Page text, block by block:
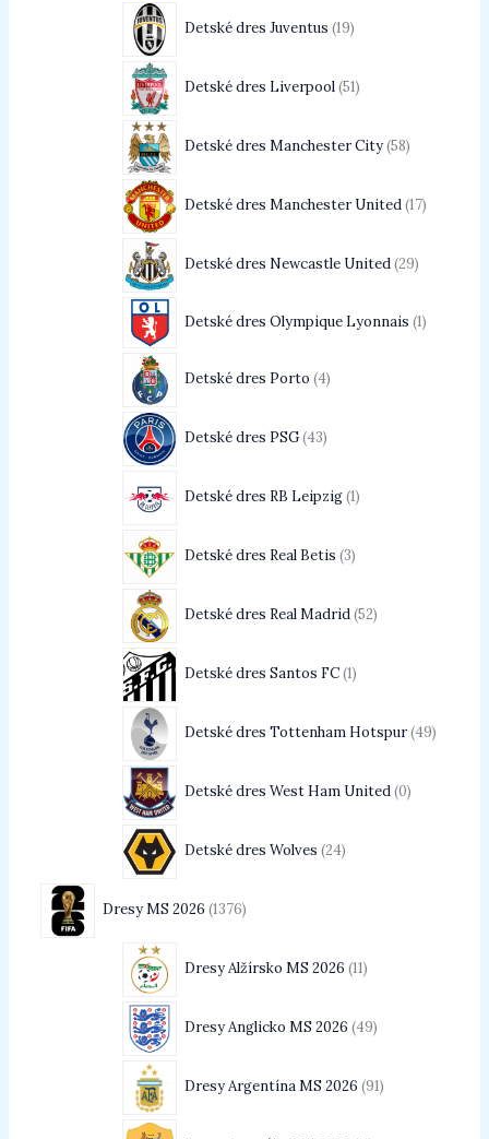
Detské dres Juventus 19
Detské dres Liverpool 51
Detské dres Manchester City 58
Detské dres Manchester United 17
Detské dres Newcastle United 29
Detské dres Olympique Lyonnais 1
Detské dres Porto 4
Detské dres PSG 43
Detské dres RB Leipzig 1
Detské dres Real Betis 3
Detské dres Real Madrid 52
Detské dres Santos FC 1
Detské dres Tottenham Hotspur 49
Detské dres West Ham United 0
Detské dres Wolves 24
Dresy MS 2026 1376
Dresy Alžírsko MS 2026 11
Dresy Anglicko MS 2026 49
Dresy Argentína MS 2026 91